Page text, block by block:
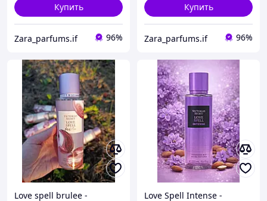
Купить
Zara_parfums.if 96%
Купить
Zara_parfums.if 96%
Love spell brulee -
Love Spell Intense -